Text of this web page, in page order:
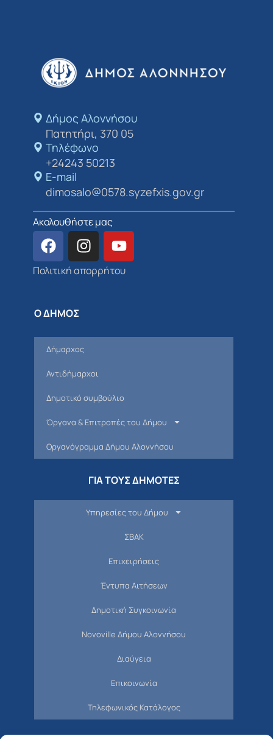
Δήμος Αλοννήσου​
Πατητήρι, 370 05
Τηλέφωνο
+24243 50213
E-mail
dimosalo@0578.syzefxis.gov.gr
Ακολουθήστε μας
Πολιτική απορρήτου
Ο ΔΗΜΟΣ
Δήμαρχος
Αντιδήμαρχοι
Δημοτικό συμβούλιο
Όργανα & Επιτροπές του Δήμου
Οργανόγραμμα Δήμου Αλοννήσου
ΓΙΑ ΤΟΥΣ ΔΗΜΟΤΕΣ
Υπηρεσίες του Δήμου
ΣΒΑΚ
Επιχειρήσεις
Έντυπα Αιτήσεων
Δημοτική Συγκοινωνία
Novoville Δήμου Αλοννήσου
Διαύγεια
Επικοινωνία
Τηλεφωνικός Κατάλογος